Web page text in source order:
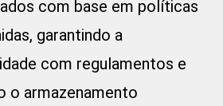
com base em políticas
garantindo a
com regulamentos e
o armazenamento